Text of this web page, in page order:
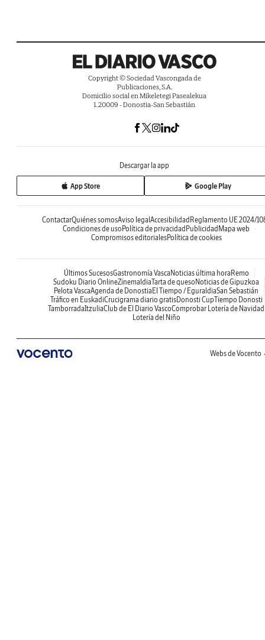
Copyright © Sociedad Vascongada de
Publicaciones, S.A.
Domicilio social en Mikeletegi Pasealekua
1. 20009 - Donostia-San Sebastián
Descargar la app
App Store Google Play
ContactarQuiénes somosAviso legal Accesibilidad Reglamento UE 2024/
Condiciones de uso Política de privacidad Publicidad Mapa web
Compromisos editorialesPolítica de cookies
Últimos SucesosGastronomía Vasca Noticias última hora Remo
Sudoku Diario OnlineZinemaldiaTarta de queso Noticias de Gipuzkoa
Pelota VascaAgenda de Donostia El Tiempo / EguraldiaSan Sebastián
Tráfico en EuskadiCrucigrama diario gratisDonosti CupTiempo Donosti
TamborradaItzuliaClub de El Diario VascoComprobar Lotería de Navidad
Lotería del Niño
Webs de Vocento